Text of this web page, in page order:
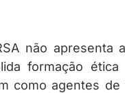
não apresenta
formação
como agentes